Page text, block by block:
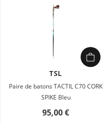
TSL
Paire de batons TACTIL C70 CORK
SPIKE Bleu
95,00 €